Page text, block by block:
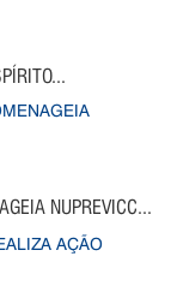
NUPREVICC...